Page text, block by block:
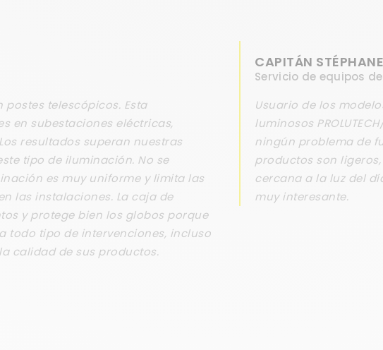
telescópicos. Esta
en subestaciones eléctricas,
resultados superan nuestras
tipo de iluminación. No se
es muy uniforme y limita las
las instalaciones. La caja de
y protege bien los globos porque
todo tipo de intervenciones, incluso
calidad de sus productos.
Usuario de los
luminosos
ningún problema de
productos son
cercana a la luz del
muy interesante.
CAPITÁN STÉPHANE
Servicio de equipos